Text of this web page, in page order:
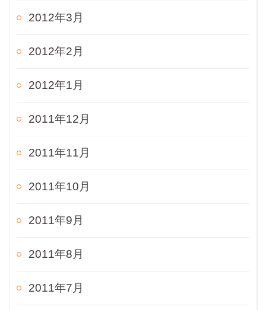
2012年3月
2012年2月
2012年1月
2011年12月
2011年11月
2011年10月
2011年9月
2011年8月
2011年7月